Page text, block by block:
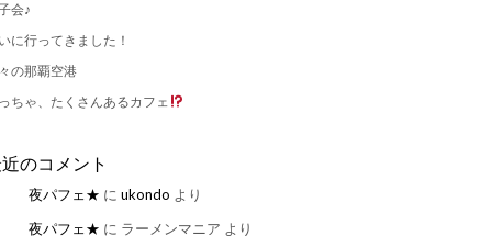
会♪
に行ってきました！
の那覇空港
ちゃ、たくさんあるカフェ
のコメント
夜パフェ★ に ukondo より
夜パフェ★ に ラーメンマニア より